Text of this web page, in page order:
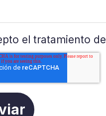
el tratamiento